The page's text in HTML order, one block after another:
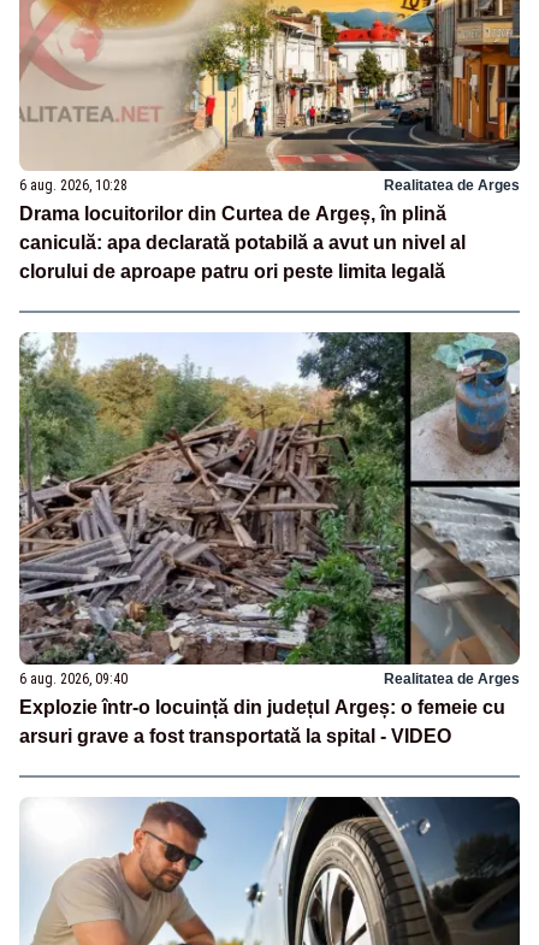
6 aug. 2026, 10:28 Realitatea de Arges
Drama locuitorilor din Curtea de Argeș, în plină
caniculă: apa declarată potabilă a avut un nivel al
clorului de aproape patru ori peste limita legală
6 aug. 2026, 09:40 Realitatea de Arges
Explozie într-o locuință din județul Argeș: o femeie cu
arsuri grave a fost transportată la spital - VIDEO